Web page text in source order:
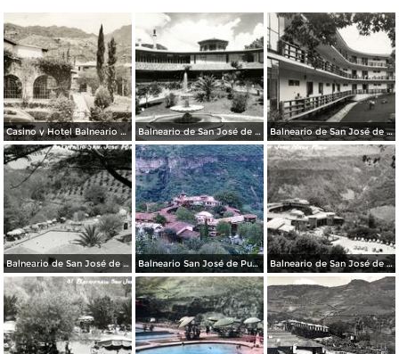
Casino y Hotel Balneario de San José de Purúa Balneario de San José de Purúa Balneario de San José de Purúa
Balneario de San José de Purúa Balneario San José de Purúa (1958) Balneario de San José de Purúa